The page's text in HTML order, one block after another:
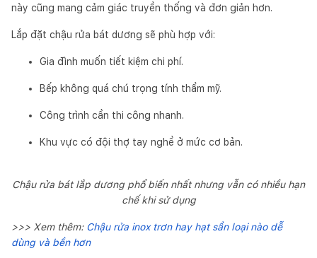
này cũng mang cảm giác truyền thống và đơn giản hơn.
Lắp đặt chậu rửa bát dương sẽ phù hợp với:
Gia đình muốn tiết kiệm chi phí.
Bếp không quá chú trọng tính thẩm mỹ.
Công trình cần thi công nhanh.
Khu vực có đội thợ tay nghề ở mức cơ bản.
Chậu rửa bát lắp dương phổ biến nhất nhưng vẫn có nhiều hạn
chế khi sử dụng
>>> Xem thêm: Chậu rửa inox trơn hay hạt sần loại nào dễ
dùng và bền hơn